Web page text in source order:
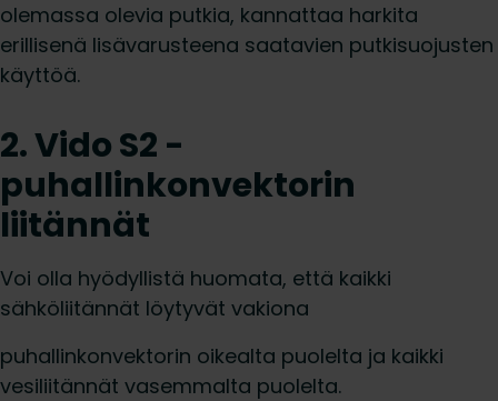
olemassa olevia putkia, kannattaa harkita
erillisenä lisävarusteena saatavien putkisuojusten
käyttöä.
2. Vido S2 -
puhallinkonvektorin
liitännät
Voi olla hyödyllistä huomata, että kaikki
sähköliitännät löytyvät vakiona
puhallinkonvektorin oikealta puolelta ja kaikki
vesiliitännät vasemmalta puolelta.